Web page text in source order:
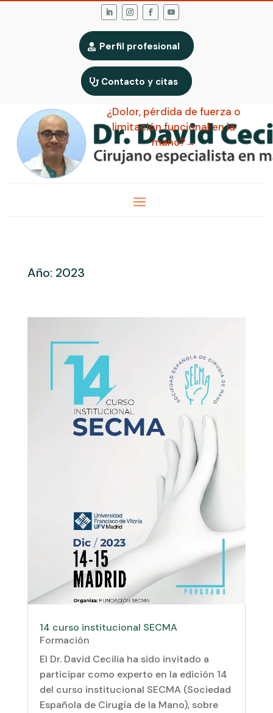
Perfil profesional
Contacto y citas
¿Dolor, pérdida de fuerza o
limitación funcional en la
mano?→
Año: 2023
14 curso institucional SECMA
Formación
El Dr. David Cecilia ha sido invitado a
participar como experto en la edición 14
del curso institucional SECMA (Sociedad
Española de Cirugía de la Mano), sobre